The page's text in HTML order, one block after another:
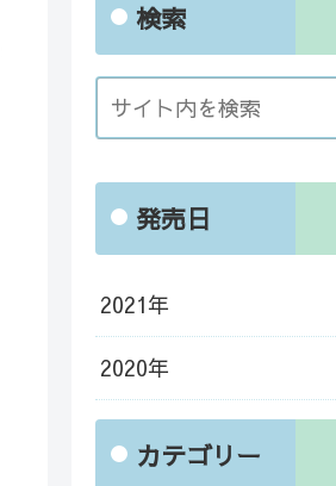
検索
発売日
2021年
2020年
カテゴリー